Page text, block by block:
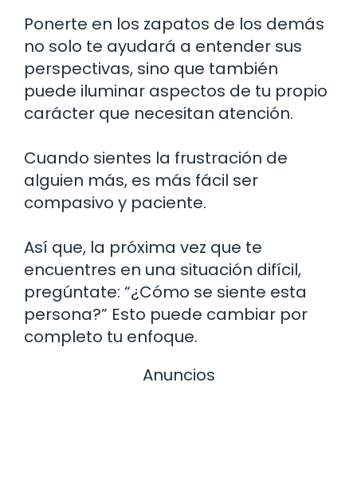
Ponerte en los zapatos de los demás
no solo te ayudará a entender sus
perspectivas, sino que también
puede iluminar aspectos de tu propio
carácter que necesitan atención.
Cuando sientes la frustración de
alguien más, es más fácil ser
compasivo y paciente.
Así que, la próxima vez que te
encuentres en una situación difícil,
pregúntate: “¿Cómo se siente esta
persona?” Esto puede cambiar por
completo tu enfoque.
Anuncios